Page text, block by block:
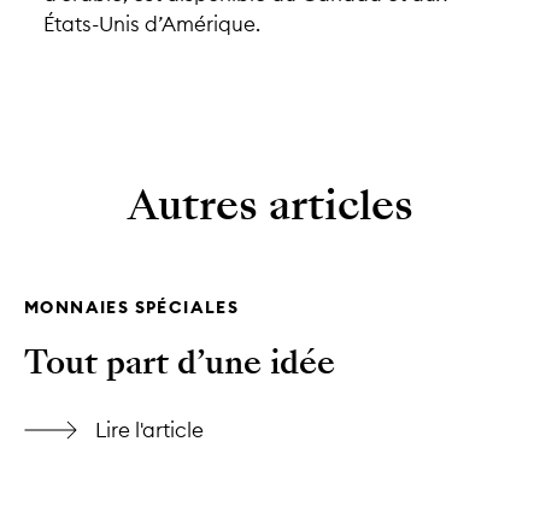
États-Unis d’Amérique.
Autres articles
MONNAIES SPÉCIALES
Tout part d’une idée
Lire l'article